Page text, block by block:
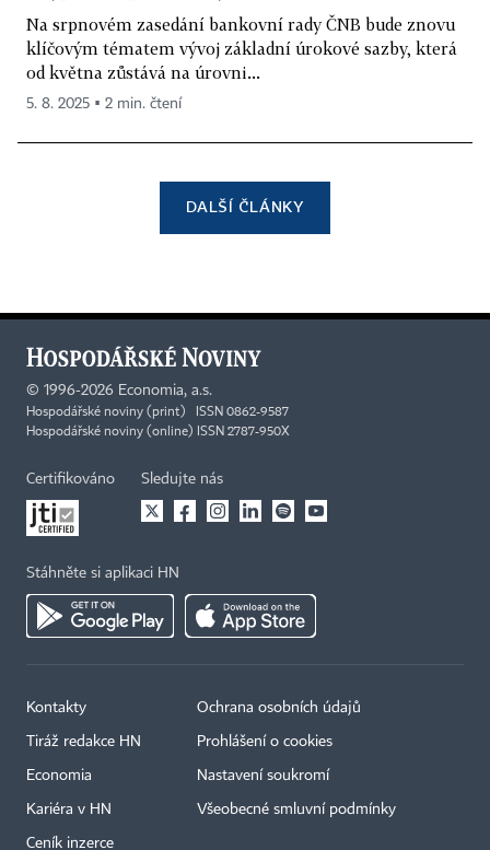
Na srpnovém zasedání bankovní rady ČNB bude znovu
klíčovým tématem vývoj základní úrokové sazby, která
od května zůstává na úrovni...
5. 8. 2025 ▪ 2 min. čtení
DALŠÍ ČLÁNKY
© 1996-2026 Economia, a.s.
Hospodářské noviny (print) ISSN 0862-9587
Hospodářské noviny (online) ISSN 2787-950X
Certifikováno Sledujte nás
Stáhněte si aplikaci HN
Kontakty
Tiráž redakce HN
Economia
Kariéra v HN
Ceník inzerce
Ochrana osobních údajů
Prohlášení o cookies
Nastavení soukromí
Všeobecné smluvní podmínky